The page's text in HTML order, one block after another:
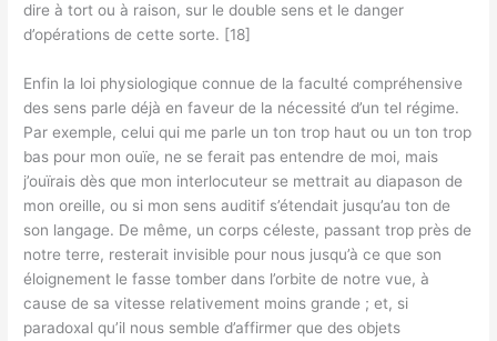
dire à tort ou à raison, sur le double sens et le danger
d’opérations de cette sorte. [18]
Enfin la loi physiologique connue de la faculté compréhensive
des sens parle déjà en faveur de la nécessité d’un tel régime.
Par exemple, celui qui me parle un ton trop haut ou un ton trop
bas pour mon ouïe, ne se ferait pas entendre de moi, mais
j’ouïrais dès que mon interlocuteur se mettrait au diapason de
mon oreille, ou si mon sens auditif s’étendait jusqu’au ton de
son langage. De même, un corps céleste, passant trop près de
notre terre, resterait invisible pour nous jusqu’à ce que son
éloignement le fasse tomber dans l’orbite de notre vue, à
cause de sa vitesse relativement moins grande ; et, si
paradoxal qu’il nous semble d’affirmer que des objets